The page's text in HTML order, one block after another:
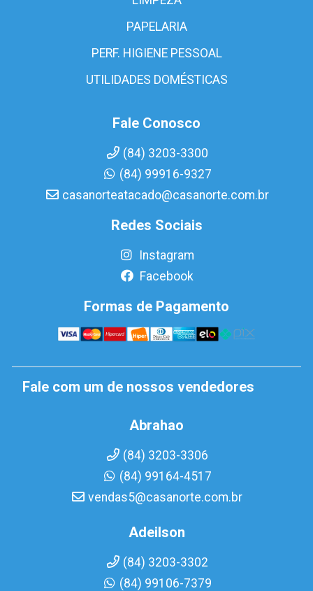
PAPELARIA
PERF. HIGIENE PESSOAL
UTILIDADES DOMÉSTICAS
Fale Conosco
(84) 3203-3300
(84) 99916-9327
casanorteatacado@casanorte.com.br
Redes Sociais
Instagram
Facebook
Formas de Pagamento
Fale com um de nossos vendedores
Abrahao
(84) 3203-3306
(84) 99164-4517
vendas5@casanorte.com.br
Adeilson
(84) 3203-3302
(84) 99106-7379